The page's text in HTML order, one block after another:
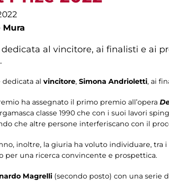
Mura
al vincitore, ai finalisti e ai
dedicata al vincitore, Simona Andrioletti, ai
ha assegnato il primo premio all’opera
classe 1990 che con i suoi lavori
che altre persone interferiscano con il
inoltre, la giuria ha voluto individuare, tra
per una ricerca convincente e prospettica.
Magrelli (secondo posto) con una serie